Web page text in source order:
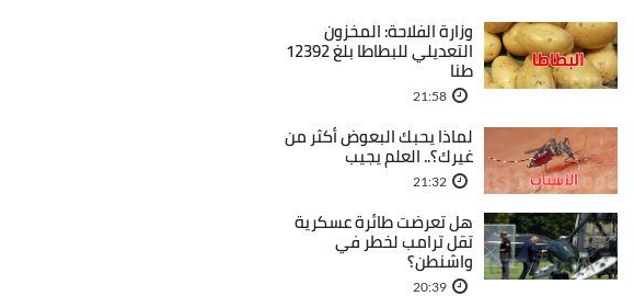
وزارة الفلاحة: المخزون
التعديلي للبطاطا بلغ 12392
طنا
21:58
لماذا يحبك البعوض أكثر من
غيرك؟.. العلم يجيب
21:32
هل تعرضت طائرة عسكرية
تقل ترامب لخطر في
واشنطن؟
20:39